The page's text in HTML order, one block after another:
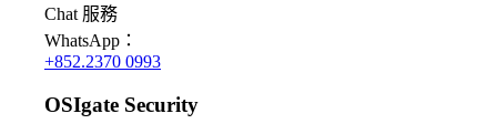
Chat 服務
WhatsApp：
+852.2370 0993
OSIgate Security